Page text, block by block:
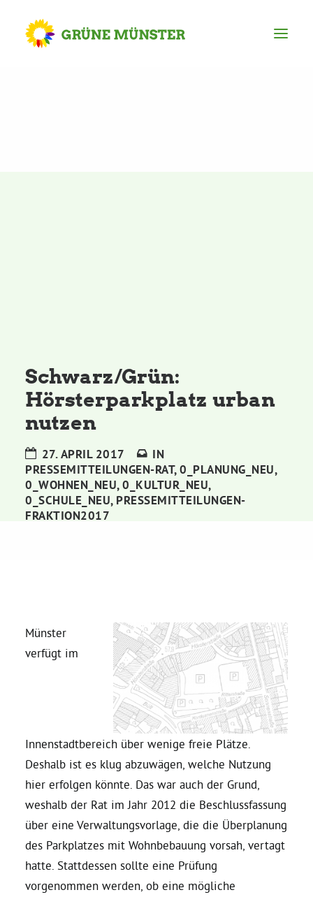
Grünes Zentrum
Personen
Sylvia Rietenberg, MdB
Dorothea Deppermann, MdL
Daniel Freund, MdEP
Grüne im Rathaus
Ratsfraktion
Ratsanträge
Schwarz/Grün:
Hörsterparkplatz urban
nutzen
27. APRIL 2017
IN
PRESSEMITTEILUNGEN-RAT,0_PLANUNG_NEU,
0_WOHNEN_NEU,0_KULTUR_NEU,
0_SCHULE_NEU, PRESSEMITTEILUNGEN-
FRAKTION2017
Münster
verfügt im
Innenstadtbereich über wenige freie Plätze.
Deshalb ist es klug abzuwägen, welche Nutzung
hier erfolgen könnte. Das war auch der Grund,
weshalb der Rat im Jahr 2012 die Beschlussfassung
über eine Verwaltungsvorlage, die die Überplanung
des Parkplatzes mit Wohnbebauung vorsah, vertagt
hatte. Stattdessen sollte eine Prüfung
vorgenommen werden, ob eine mögliche